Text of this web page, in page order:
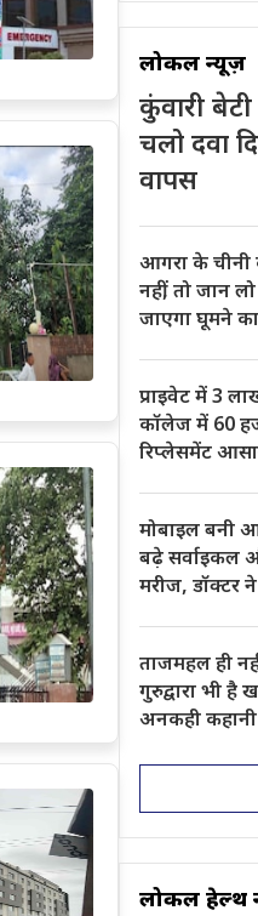
लोकल न्यूज़
कुंवारी बेटी
चलो दवा
वापस
आगरा के चीनी
नहीं, तो जान
जाएगा घूमने
प्राइवेट में 3
कॉलेज में 60
रिप्लेसमेंट
मोबाइल बनी
बढ़े सर्वाइकल
मरीज, डॉक्टर
ताजमहल ही
गुरुद्वारा भी है
अनकही कहानी
लोकल हेल्थ